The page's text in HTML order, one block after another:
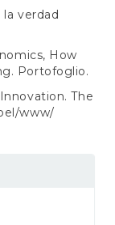
la verdad
How
Portofoglio.
The
www/